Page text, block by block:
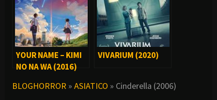
YOUR NAME – KIMI
NO NA WA (2016)
VIVARIUM (2020)
BLOGHORROR » ASIATICO » Cinderella (2006)